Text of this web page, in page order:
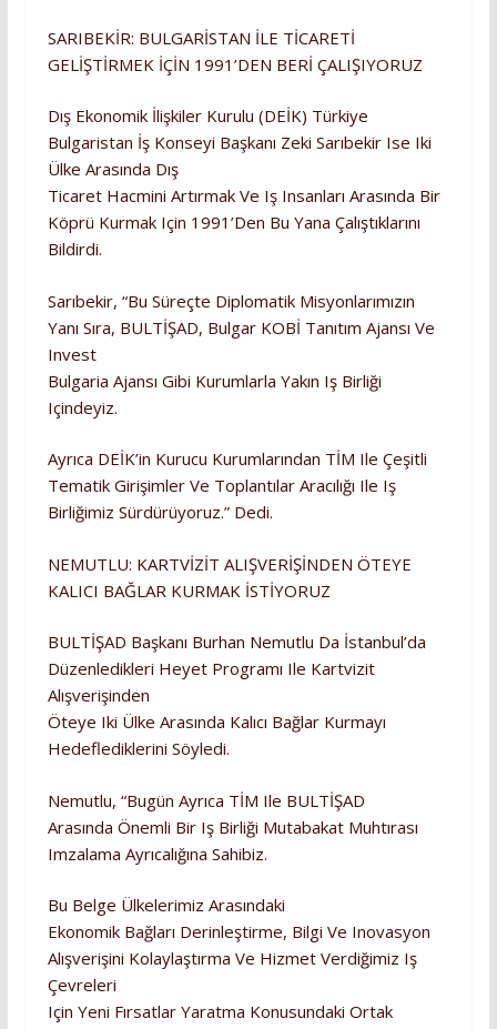
SARIBEKİR: BULGARİSTAN İLE TİCARETİ
GELİŞTİRMEK İÇİN 1991’DEN BERİ ÇALIŞIYORUZ
Dış Ekonomik İlişkiler Kurulu (DEİK) Türkiye
Bulgaristan İş Konseyi Başkanı Zeki Sarıbekir Ise Iki
Ülke Arasında Dış
Ticaret Hacmini Artırmak Ve Iş Insanları Arasında Bir
Köprü Kurmak Için 1991’den Bu Yana Çalıştıklarını
Bildirdi.
Sarıbekir, “Bu Süreçte Diplomatik Misyonlarımızın
Yanı Sıra, BULTİŞAD, Bulgar KOBİ Tanıtım Ajansı Ve
Invest
Bulgaria Ajansı Gibi Kurumlarla Yakın Iş Birliği
Içindeyiz.
Ayrıca DEİK’in Kurucu Kurumlarından TİM Ile Çeşitli
Tematik Girişimler Ve Toplantılar Aracılığı Ile Iş
Birliğimiz Sürdürüyoruz.” Dedi.
NEMUTLU: KARTVİZİT ALIŞVERİŞİNDEN ÖTEYE
KALICI BAĞLAR KURMAK İSTİYORUZ
BULTİŞAD Başkanı Burhan Nemutlu Da İstanbul’da
Düzenledikleri Heyet Programı Ile Kartvizit
Alışverişinden
Öteye Iki Ülke Arasında Kalıcı Bağlar Kurmayı
Hedeflediklerini Söyledi.
Nemutlu, “Bugün Ayrıca TİM Ile BULTİŞAD
Arasında Önemli Bir Iş Birliği Mutabakat Muhtırası
Imzalama Ayrıcalığına Sahibiz.
Bu Belge Ülkelerimiz Arasındaki
Ekonomik Bağları Derinleştirme, Bilgi Ve Inovasyon
Alışverişini Kolaylaştırma Ve Hizmet Verdiğimiz Iş
Çevreleri
Için Yeni Fırsatlar Yaratma Konusundaki Ortak